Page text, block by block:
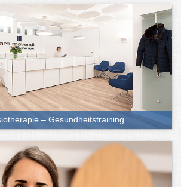
den Patienten allein. Diese können
zu Hause ohne den Therapeuten
gehören individuelle Anwendungen,
des Patienten richten. So ist
COPD
(einer chronischen
eineKiefergelenksmassage bei CMD
= Kiefergelenksbeschwerden)
Physiotherapie?
Verordnung der Physiotherapie durch
– Gesundheitstraining